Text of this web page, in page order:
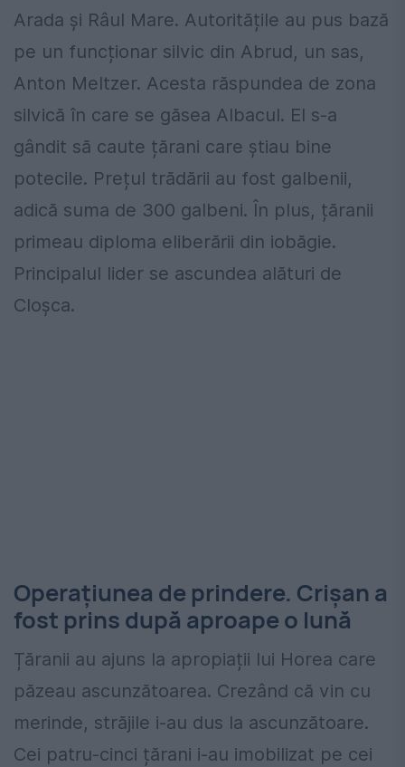
Arada și Râul Mare. Autoritățile au pus bază
pe un funcționar silvic din Abrud, un sas,
Anton Meltzer. Acesta răspundea de zona
silvică în care se găsea Albacul. El s-a
gândit să caute țărani care știau bine
potecile. Prețul trădării au fost galbenii,
adică suma de 300 galbeni. În plus, țăranii
primeau diploma eliberării din iobăgie.
Principalul lider se ascundea alături de
Cloșca.
Operațiunea de prindere. Crișan a
fost prins după aproape o lună
Țăranii au ajuns la apropiații lui Horea care
păzeau ascunzătoarea. Crezând că vin cu
merinde, străjile i-au dus la ascunzătoare.
Cei patru-cinci țărani i-au imobilizat pe cei